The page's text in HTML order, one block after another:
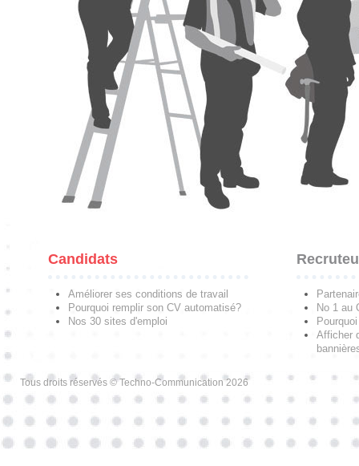
Candidats
Améliorer ses conditions de travail
Pourquoi remplir son CV automatisé?
Nos 30 sites d'emploi
No 1 au
Afficher
Tous droits réservés © Techno-Communication 2026